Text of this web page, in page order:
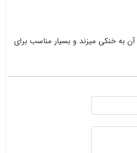
به خنکی میزند و بسیار مناسب برای